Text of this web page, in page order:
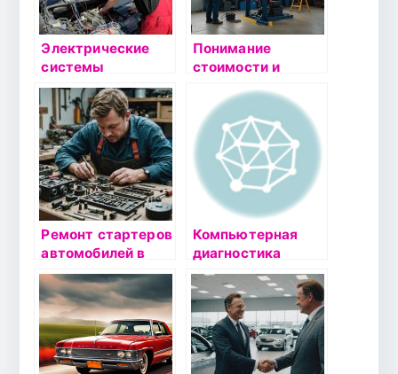
Электрические
системы
автомобилей: Как
выбрать
автоэлектрика и
не ошибиться
Понимание
стоимости и
выбрать
идеальное
сервисное
обслуживание для
автомобиля
Ремонт стартеров
автомобилей в
Москве по низкой
цене —
Восстановление
стартера авто от
АгрегатМоторс
Компьютерная
диагностика
автомобиля: ключ
к долголетию
вашего
автомобиля в
Невском районе
СПб